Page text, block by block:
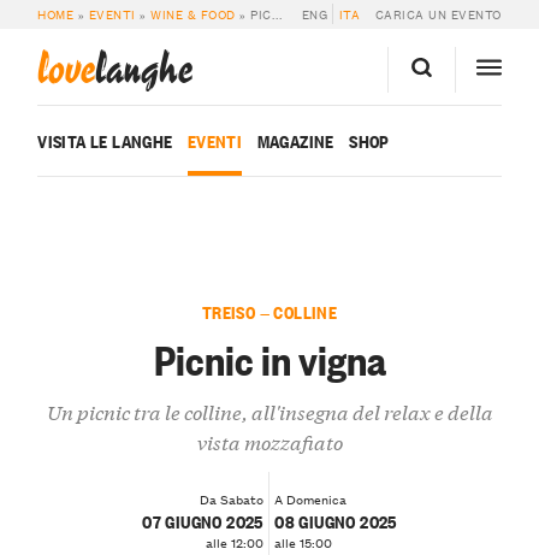
HOME » EVENTI »WINE & FOOD » PICNIC IN VIGNA ENG ITA CARICA UN EVENTO
lovelanghe
VISITA LE LANGHE EVENTI MAGAZINE SHOP
TREISO — COLLINE
Picnic in vigna
Un picnic tra le colline, all'insegna del relax e della
vista mozzafiato
Da Sabato
07 GIUGNO 2025
alle 12:00
A Domenica
08 GIUGNO 2025
alle 15:00